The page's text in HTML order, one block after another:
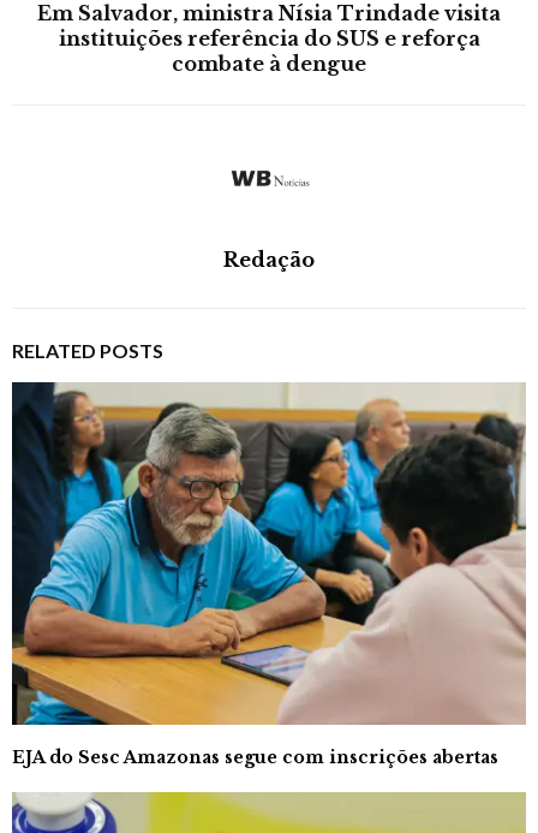
Em Salvador, ministra Nísia Trindade visita
instituições referência do SUS e reforça
combate à dengue
Redação
RELATED POSTS
EJA do Sesc Amazonas segue com inscrições abertas